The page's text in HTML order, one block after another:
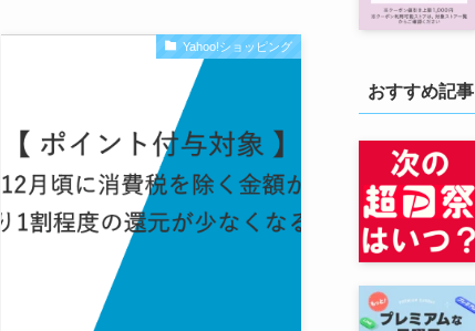
Yahoo!ショッピング
おすすめ記事